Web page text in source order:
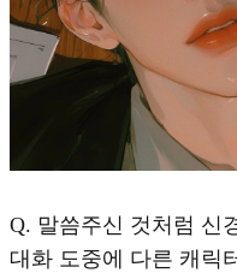
Q. 말씀주신 것처럼 신
대화 도중에 다른 캐릭